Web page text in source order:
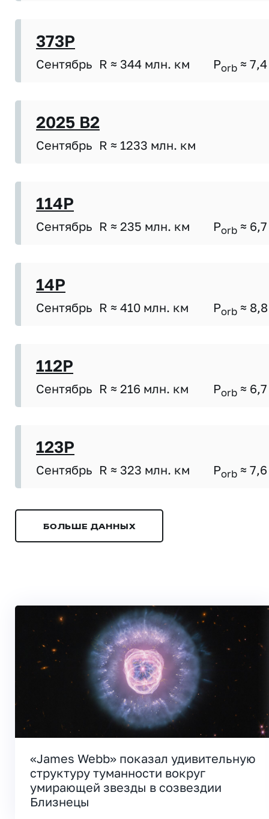
373P
Сентябрь R ≈ 344 млн. км Porb ≈ 7,4
2025 B2
Сентябрь R ≈ 1233 млн. км
114P
Сентябрь R ≈ 235 млн. км Porb ≈ 6,7
14P
Сентябрь R ≈ 410 млн. км Porb ≈ 8,8
112P
Сентябрь R ≈ 216 млн. км Porb ≈ 6,7
123P
Сентябрь R ≈ 323 млн. км Porb ≈ 7,6
БОЛЬШЕ ДАННЫХ
«James Webb» показал удивительную
структуру туманности вокруг
умирающей звезды в созвездии
Близнецы